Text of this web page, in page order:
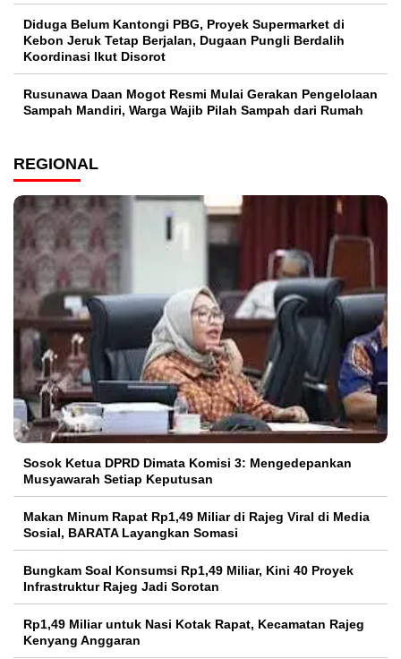
Diduga Belum Kantongi PBG, Proyek Supermarket di
Kebon Jeruk Tetap Berjalan, Dugaan Pungli Berdalih
Koordinasi Ikut Disorot
Rusunawa Daan Mogot Resmi Mulai Gerakan Pengelolaan
Sampah Mandiri, Warga Wajib Pilah Sampah dari Rumah
REGIONAL
Sosok Ketua DPRD Dimata Komisi 3: Mengedepankan
Musyawarah Setiap Keputusan
Makan Minum Rapat Rp1,49 Miliar di Rajeg Viral di Media
Sosial, BARATA Layangkan Somasi
Bungkam Soal Konsumsi Rp1,49 Miliar, Kini 40 Proyek
Infrastruktur Rajeg Jadi Sorotan
Rp1,49 Miliar untuk Nasi Kotak Rapat, Kecamatan Rajeg
Kenyang Anggaran